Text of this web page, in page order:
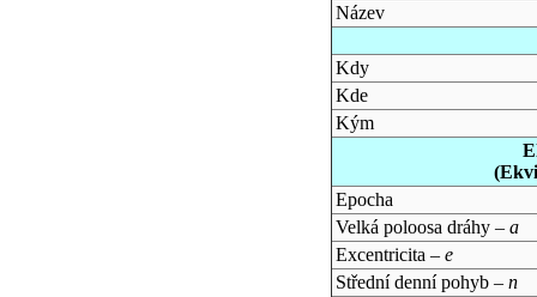
Název
Kdy
Kde
Kým
Epocha
Velká poloosa dráhy – a
Excentricita – e
Střední denní pohyb – n